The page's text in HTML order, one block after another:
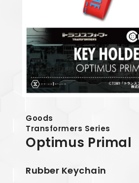
Goods
Transformers Series
Optimus Primal
Rubber Keychain